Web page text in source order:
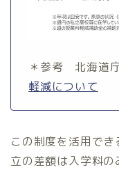
＊参考 北海道
軽減について
この制度を活用で
立の差額は入学料の